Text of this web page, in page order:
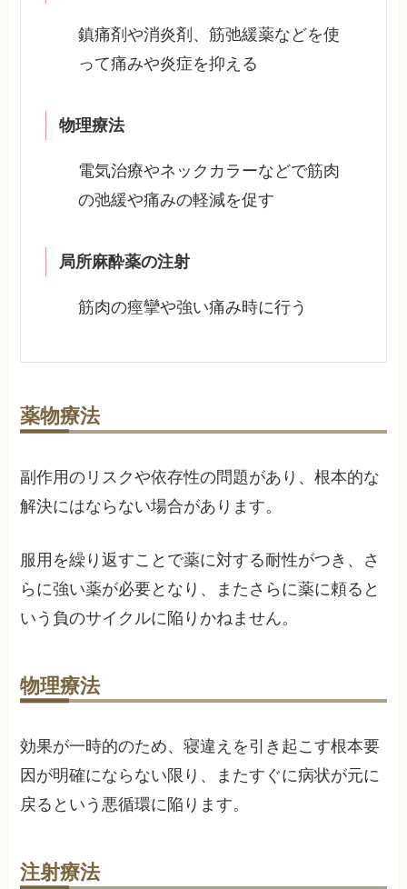
鎮痛剤や消炎剤、筋弛緩薬などを使
って痛みや炎症を抑える
物理療法
電気治療やネックカラーなどで筋肉
の弛緩や痛みの軽減を促す
局所麻酔薬の注射
筋肉の痙攣や強い痛み時に行う
薬物療法
副作用のリスクや依存性の問題があり、根本的な
解決にはならない場合があります。
服用を繰り返すことで薬に対する耐性がつき、さ
らに強い薬が必要となり、またさらに薬に頼ると
いう負のサイクルに陥りかねません。
物理療法
効果が一時的のため、寝違えを引き起こす根本要
因が明確にならない限り、またすぐに病状が元に
戻るという悪循環に陥ります。
注射療法